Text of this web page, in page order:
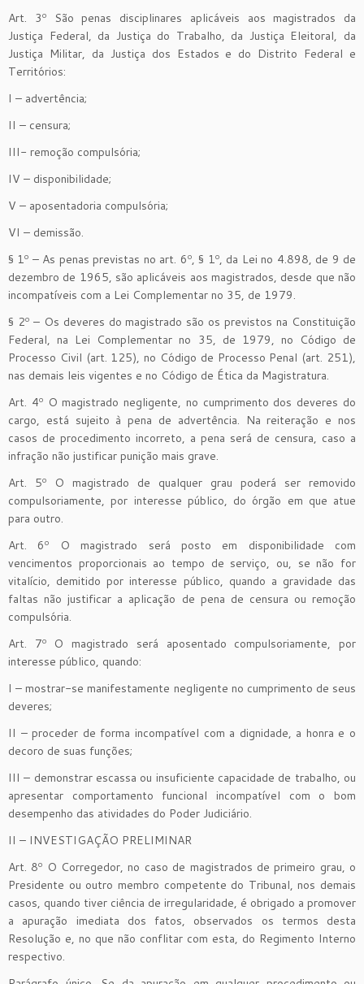
Art. 3º São penas disciplinares aplicáveis aos magistrados da
Justiça Federal, da Justiça do Trabalho, da Justiça Eleitoral, da
Justiça Militar, da Justiça dos Estados e do Distrito Federal e
Territórios:
I – advertência;
II – censura;
III- remoção compulsória;
IV – disponibilidade;
V – aposentadoria compulsória;
VI – demissão.
§ 1º – As penas previstas no art. 6º, § 1º, da Lei no 4.898, de 9 de
dezembro de 1965, são aplicáveis aos magistrados, desde que não
incompatíveis com a Lei Complementar no 35, de 1979.
§ 2º – Os deveres do magistrado são os previstos na Constituição
Federal, na Lei Complementar no 35, de 1979, no Código de
Processo Civil (art. 125), no Código de Processo Penal (art. 251),
nas demais leis vigentes e no Código de Ética da Magistratura.
Art. 4º O magistrado negligente, no cumprimento dos deveres do
cargo, está sujeito à pena de advertência. Na reiteração e nos
casos de procedimento incorreto, a pena será de censura, caso a
infração não justificar punição mais grave.
Art. 5º O magistrado de qualquer grau poderá ser removido
compulsoriamente, por interesse público, do órgão em que atue
para outro.
Art. 6º O magistrado será posto em disponibilidade com
vencimentos proporcionais ao tempo de serviço, ou, se não for
vitalício, demitido por interesse público, quando a gravidade das
faltas não justificar a aplicação de pena de censura ou remoção
compulsória.
Art. 7º O magistrado será aposentado compulsoriamente, por
interesse público, quando:
I – mostrar-se manifestamente negligente no cumprimento de seus
deveres;
II – proceder de forma incompatível com a dignidade, a honra e o
decoro de suas funções;
III – demonstrar escassa ou insuficiente capacidade de trabalho, ou
apresentar comportamento funcional incompatível com o bom
desempenho das atividades do Poder Judiciário.
II – INVESTIGAÇÃO PRELIMINAR
Art. 8º O Corregedor, no caso de magistrados de primeiro grau, o
Presidente ou outro membro competente do Tribunal, nos demais
casos, quando tiver ciência de irregularidade, é obrigado a promover
a apuração imediata dos fatos, observados os termos desta
Resolução e, no que não conflitar com esta, do Regimento Interno
respectivo.